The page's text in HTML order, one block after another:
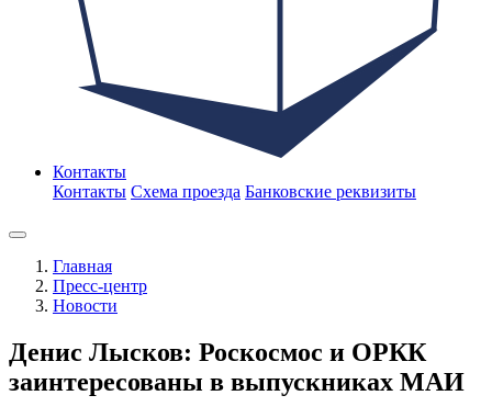
Контакты
Контакты Схема проезда Банковские реквизиты
Главная
Пресс-центр
Новости
Денис Лысков: Роскосмос и ОРКК
заинтересованы в выпускниках МАИ